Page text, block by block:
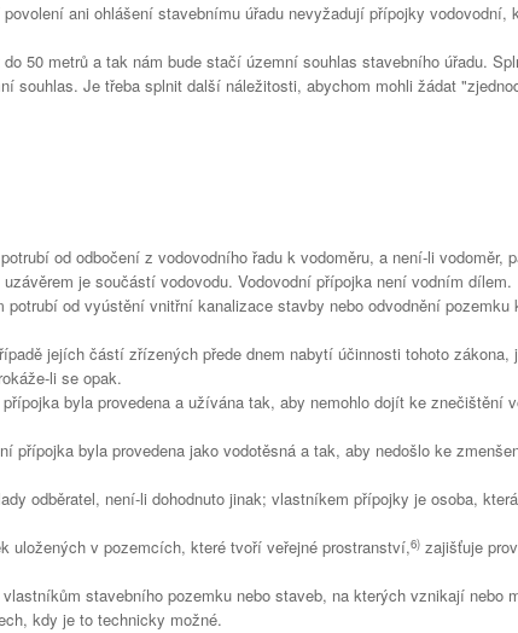
ani ohlášení stavebnímu úřadu nevyžadují přípojky vodovodní,
50 metrů a tak nám bude stačí územní souhlas stavebního úřadu.
souhlas. Je třeba splnit další náležitosti, abychom mohli žádat
od odbočení z vodovodního řadu k vodoměru, a není-li vodoměr,
je součástí vodovodu. Vodovodní přípojka není vodním dílem.
od vyústění vnitřní kanalizace stavby nebo odvodnění pozemku
jejích částí zřízených přede dnem nabytí účinnosti tohoto zákona,
li se opak.
byla provedena a užívána tak, aby nemohlo dojít ke znečištění
byla provedena jako vodotěsná a tak, aby nedošlo ke
odběratel, není-li dohodnuto jinak; vlastníkem přípojky je osoba,
uložených v pozemcích, které tvoří veřejné prostranství,6) zajišťuje
stavebního pozemku nebo staveb, na kterých vznikají nebo
kdy je to technicky možné.